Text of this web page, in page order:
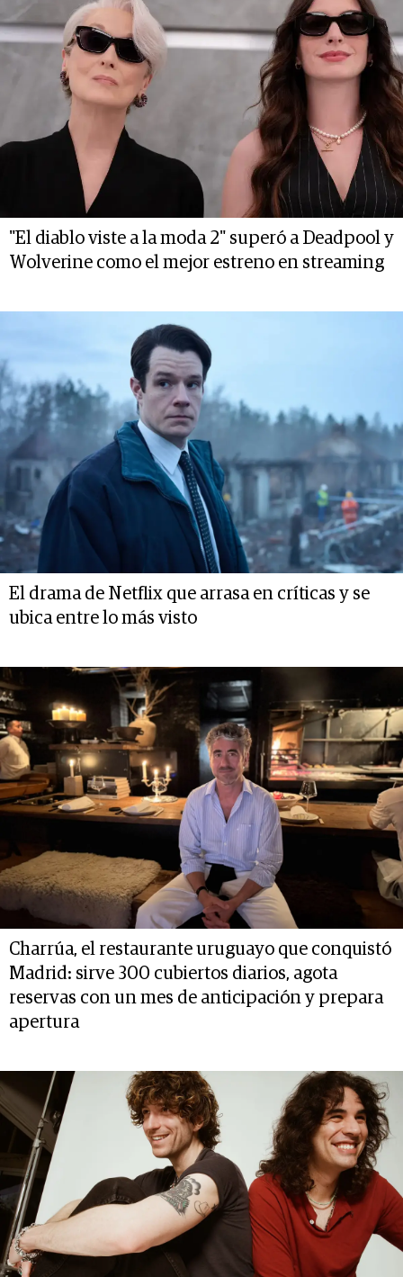
"El diablo viste a la moda 2" superó a Deadpool y
Wolverine como el mejor estreno en streaming
El drama de Netflix que arrasa en críticas y se
ubica entre lo más visto
Charrúa, el restaurante uruguayo que conquistó
Madrid: sirve 300 cubiertos diarios, agota
reservas con un mes de anticipación y prepara
apertura